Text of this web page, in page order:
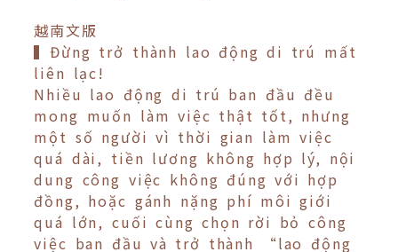
越南文版
▍Đừng trở thành lao động di trú mất
liên lạc!
Nhiều lao động di trú ban đầu đều
mong muốn làm việc thật tốt, nhưng
một số người vì thời gian làm việc
quá dài, tiền lương không hợp lý, nội
dung công việc không đúng với hợp
đồng, hoặc gánh nặng phí môi giới
quá lớn, cuối cùng chọn rời bỏ công
việc ban đầu và trở thành “lao động